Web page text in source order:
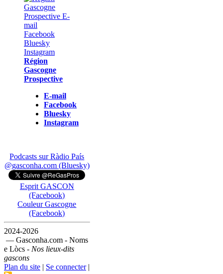
Région
Gascogne
Prospective
E-mail
Facebook
Bluesky
Instagram
Podcasts sur Ràdio País
@gasconha.com (Bluesky)
Esprit GASCON
(Facebook)
Couleur Gascogne
(Facebook)
2024-2026
— Gasconha.com - Noms
e Lòcs - Nos lieux-dits
gascons
Plan du site | Se connecter|